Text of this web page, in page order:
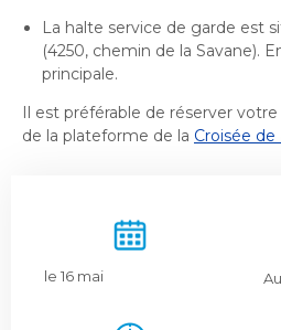
La halte service de garde est
(4250, chemin de la Savane).
principale.
Il est préférable de réserver
de la plateforme de la Croisée
le 16 mai